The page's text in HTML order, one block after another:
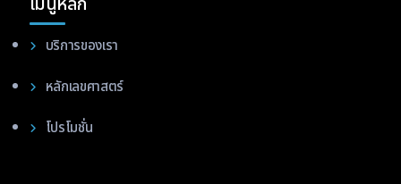
บริการของเรา
หลักเลขศาสตร์
โปรโมชั่น